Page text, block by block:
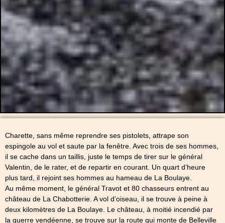
Charette, sans même reprendre ses pistolets, attrape son
espingole au vol et saute par la fenêtre. Avec trois de ses hommes,
il se cache dans un taillis, juste le temps de tirer sur le général
Valentin, de le rater, et de repartir en courant. Un quart d’heure
plus tard, il rejoint ses hommes au hameau de La Boulaye.
Au même moment, le général Travot et 80 chasseurs entrent au
château de La Chabotterie. A vol d’oiseau, il se trouve à peine à
deux kilomètres de La Boulaye. Le château, à moitié incendié par
la guerre vendéenne, se trouve sur la route qui monte de Belleville